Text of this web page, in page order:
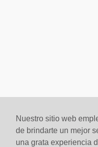
Nuestro sitio web
de brindarte un mejor
una grata experiencia